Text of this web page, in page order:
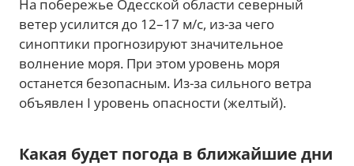
На побережье Одесской области северный
ветер усилится до 12–17 м/с, из-за чего
синоптики прогнозируют значительное
волнение моря. При этом уровень моря
останется безопасным. Из-за сильного ветра
объявлен I уровень опасности (желтый).
Какая будет погода в ближайшие дни